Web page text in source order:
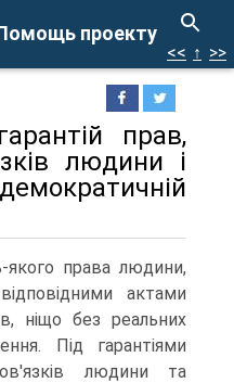
проекту
<< ↑ >>
прав,
людини і
якого права людини,
актами
ніщо без реальних
Під гарантіями
людини та